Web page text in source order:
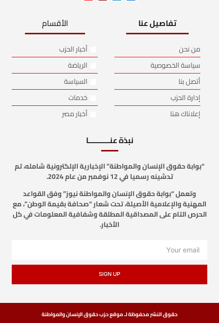
تفاصيل عنا
من نحن
سياسة الخصوصية
أتصل بنا
إدارة الحزب
إعلاناك هنا
الأقسام
أخبار الحزب
الرياضة
السياسة
خدمات
أخبار مصر
نبذة عنـــــــــــا
“بوابة حقوق الإنسان والمواطنة” الإخبارية الإلكترونية شامله، تم
تدشينه رسميا في 12 نوفمبر من عام 2024.
وتعمل “بوابة حقوق الإنسان والمواطنة نيوز” وفق القواعد
المهنية والإعلامية الأصيلة، تحت شعار “صحافة بقيمة الوطن”، مع
الحرص التام على المصداقية المطلقة وشفافية المعلومات في كل
الأخبار.
SIGN UP
حقوق النشر محفوظة لـ موقع حزب حقوق الإنسان والمواطنة